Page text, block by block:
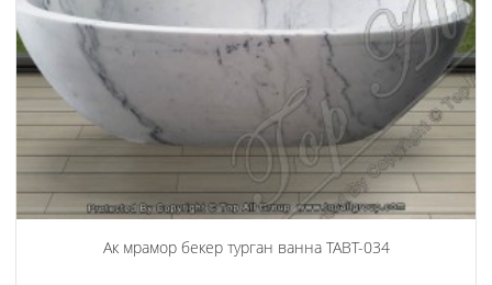
Ак мрамор бекер турган ванна TABT-034